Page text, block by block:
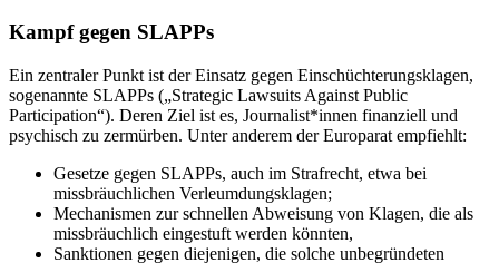
Kampf gegen SLAPPs
Ein zentraler Punkt ist der Einsatz gegen Einschüchterungsklagen,
sogenannte SLAPPs („Strategic Lawsuits Against Public
Participation“). Deren Ziel ist es, Journalist*innen finanziell und
psychisch zu zermürben. Unter anderem der Europarat empfiehlt:
Gesetze gegen SLAPPs, auch im Strafrecht, etwa bei
missbräuchlichen Verleumdungsklagen;
Mechanismen zur schnellen Abweisung von Klagen, die als
missbräuchlich eingestuft werden könnten,
Sanktionen gegen diejenigen, die solche unbegründeten